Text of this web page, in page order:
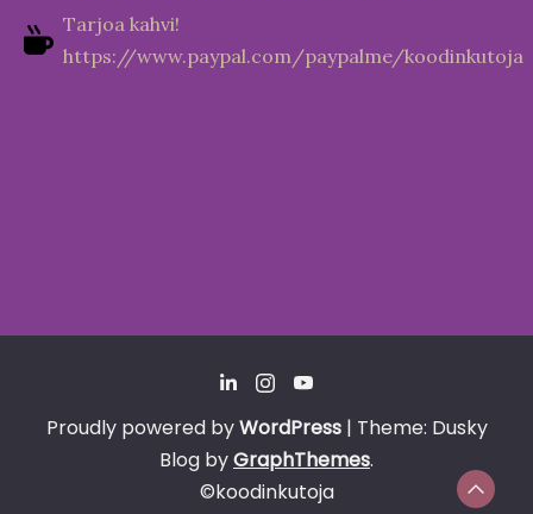
Tarjoa kahvi!
https://www.paypal.com/paypalme/koodinkutoja
Proudly powered byWordPress | Theme: Dusky
Blog byGraphThemes.
©koodinkutoja